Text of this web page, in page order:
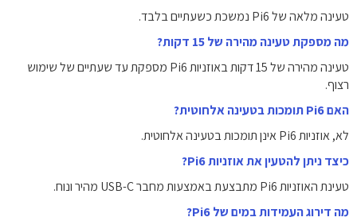
טעינה מלאה של Pi6 נמשכת כשעתיים בלבד.
מה מספקת טעינה מהירה של 15 דקות?
טעינה מהירה של 15 דקות באוזניות Pi6 מספקת עד שעתיים של שימוש
רצוף.
האם Pi6 תומכות בטעינה אלחוטית?
לא, אוזניות Pi6 אינן תומכות בטעינה אלחוטית.
כיצד ניתן להטעין את אוזניות Pi6?
טעינת האוזניות Pi6 מתבצעת באמצעות מחבר USB-C מהיר ונוח.
מה דירוג העמידות במים של Pi6?